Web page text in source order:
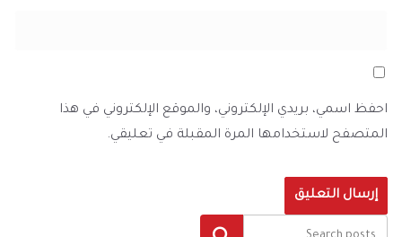
احفظ اسمي، بريدي الإلكتروني، والموقع الإلكتروني في هذا
المتصفح لاستخدامها المرة المقبلة في تعليقي.